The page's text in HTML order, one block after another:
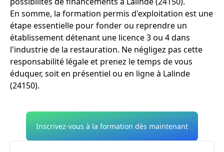
En somme, la formation permis d'exploitation est une
étape essentielle pour fonder ou reprendre un
établissement détenant une licence 3 ou 4 dans
l'industrie de la restauration. Ne négligez pas cette
responsabilité légale et prenez le temps de vous
éduquer, soit en présentiel ou en ligne à Lalinde
(24150).
Inscrivez-vous à la formation dès maintenant